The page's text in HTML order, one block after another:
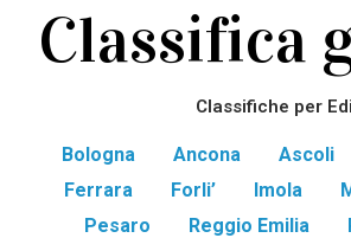
Classifica
Classifiche per
Bologna Ancona Ascoli
Ferrara
Forli’ Imola
Pesaro
Reggio Emilia